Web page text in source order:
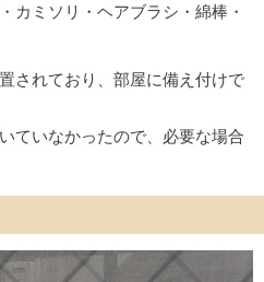
カミソリ・ヘアブラシ・綿棒・
されており、部屋に備え付けで
ていなかったので、必要な場合